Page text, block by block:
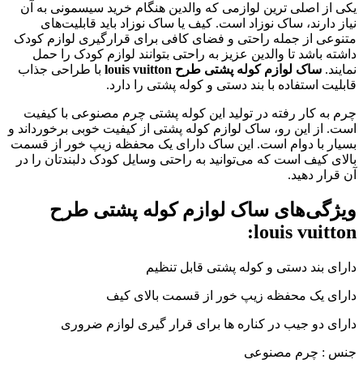
یکی از اصلی ترین لوازمی که والدین هنگام خرید سیسمونی به آن
نیاز دارند، ساک نوزاد است. کیف یا ساک نوزاد باید قابلیت‌های
متنوعی از جمله راحتی و فضای کافی برای قرارگیری لوازم کودک
داشته باشد تا والدین عزیز به راحتی بتوانند لوازم کودک را حمل
نمایند. ساک لوازم کوله پشتی طرح louis vuitton
با طراحی جذاب
قابلیت استفاده با بند دستی و کوله پشتی را دارد.
چرم به کار رفته در تولید این کوله پشتی چرم مصنوعی با کیفیت
است. از این رو، ساک لوازم کوله پشتی از کیفیت خوبی برخورداند و
بسیار با دوام است. این ساک دارای یک محفظه زیپ خور از قسمت
بالای کیف است که می‌توانید به راحتی وسایل کودک دلبندتان را در
آن قرار دهید.
ویژگی‌های ساک لوازم کوله پشتی طرح
louis vuitton:
دارای بند دستی و کوله پشتی قابل تنظیم
دارای یک محفظه زیپ خور از قسمت بالای کیف
دارای دو جیب در کناره ها برای قرار گیری لوازم ضروری
جنس : چرم مصنوعی